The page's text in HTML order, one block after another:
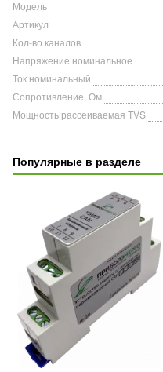
Модель
Артикул
Кол-во каналов
Напряжение номинальное
Ток номинальный
Сопротивление, Ом
Мощность рассеиваемая TVS
Популярные в разделе